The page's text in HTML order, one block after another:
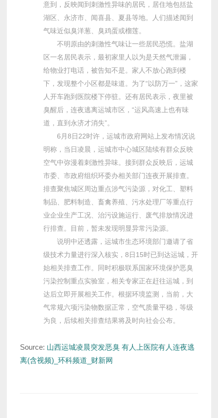
意到，反映闻到刺激性异味的居民，居住地包括盐
湖区、永济市、闻喜县、夏县等地。人们描述闻到
气味近似臭洋葱、臭鸡蛋或榴莲。
不明原由的刺激性气味让一些居民恐慌。盐湖
区一名居民表示，最初家里人以为是天然气泄漏，
给物业打电话，被告知不是。家人不放心跑到楼
下，发现整个小区都是味道。为了“以防万一”，这家
人开车跑到医院楼下停驻。还有居民表示，夜里被
臭醒后，连夜逃离运城市区，“运风高速上也有味
道，直到永济才消失”。
6月8日22时许，运城市政府网站上发布情况说
明称，当日凌晨，运城市中心城区陆续有群众反映
空气中弥漫着刺激性异味。接到群众反映后，运城
市委、市政府组织环委办相关部门连夜开展排查。
排查聚焦城区周边重点涉气污染源，对化工、塑料
制品、肥料制造、畜禽养殖、污水处理厂等重点行
业企业生产工况、治污设施运行、废气排放情况进
行排查。目前，暂未发现明显异常污染源。
说明中还透露，运城市生态环境部门邀请了省
级技术力量进行深入核实，8日15时已到达运城，开
始相关排查工作。同时积极联系国家环境保护恶臭
污染控制重点实验室，相关专家正在赶往运城，到
达后立即开展相关工作。根据环境监测，当前，大
气常规六项污染物数据正常，空气质量平稳，等级
为良，后续相关排查结果将及时向社会公布。
Source: 山西运城凌晨突发恶臭 有人上医院有人连夜逃
离(含视频)_环科频道_财新网